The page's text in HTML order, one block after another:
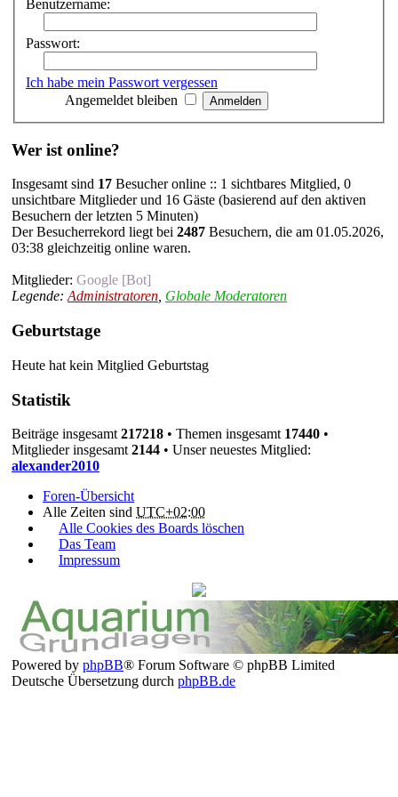
Benutzername:
Passwort:
Ich habe mein Passwort vergessen
Angemeldet bleiben
Wer ist online?
Insgesamt sind 17 Besucher online :: 1 sichtbares Mitglied, 0
unsichtbare Mitglieder und 16 Gäste (basierend auf den aktiven
Besuchern der letzten 5 Minuten)
Der Besucherrekord liegt bei 2487 Besuchern, die am 01.05.2026,
03:38 gleichzeitig online waren.
Mitglieder: Google [Bot]
Legende:Administratoren, Globale Moderatoren
Geburtstage
Heute hat kein Mitglied Geburtstag
Statistik
Beiträge insgesamt 217218 • Themen insgesamt 17440 •
Mitglieder insgesamt 2144 • Unser neuestes Mitglied:
alexander2010
Foren-Übersicht
Alle Zeiten sind UTC+02:00
Alle Cookies des Boards löschen
Das Team
Impressum
Powered by phpBB® Forum Software © phpBB Limited
Deutsche Übersetzung durch phpBB.de